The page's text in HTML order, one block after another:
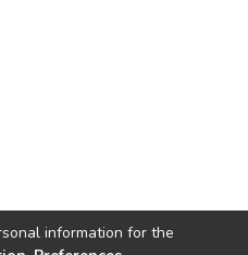
4 5 ... 9 »
information for the